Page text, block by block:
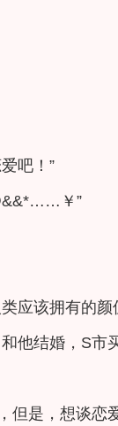
吧！”
￥”
应该拥有的颜
他结婚，S市
但是，想谈恋爱